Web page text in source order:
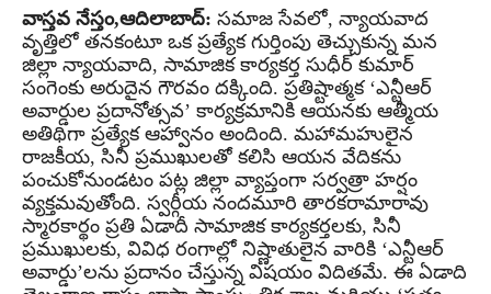
వాస్తవ నేస్తం,ఆదిలాబాద్: సమాజ సేవలో, న్యాయవాద
వృత్తిలో తనకంటూ ఒక ప్రత్యేక గుర్తింపు తెచ్చుకున్న మన
జిల్లా న్యాయవాది, సామాజిక కార్యకర్త సుధీర్ కుమార్
సంగెంకు అరుదైన గౌరవం దక్కింది. ప్రతిష్టాత్మక ‘ఎన్టీఆర్
అవార్డుల ప్రదానోత్సవ’ కార్యక్రమానికి ఆయనకు ఆత్మీయ
అతిథిగా ప్రత్యేక ఆహ్వానం అందింది. మహామహులైన
రాజకీయ, సినీ ప్రముఖులతో కలిసి ఆయన వేదికను
పంచుకోనుండటం పట్ల జిల్లా వ్యాప్తంగా సర్వత్రా హర్షం
వ్యక్తమవుతోంది. స్వర్గీయ నందమూరి తారకరామారావు
స్మారకార్థం ప్రతి ఏడాదీ సామాజిక కార్యకర్తలకు, సినీ
ప్రముఖులకు, వివిధ రంగాల్లో నిష్ణాతులైన వారికి ‘ఎన్టీఆర్
అవార్డు’లను ప్రదానం చేస్తున్న విషయం విదితమే. ఈ ఏడాది